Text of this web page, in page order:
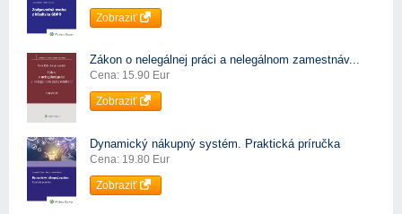
Zobraziť
Zákon o nelegálnej práci a nelegálnom zamestnáv...
Cena: 15.90 Eur
Zobraziť
Dynamický nákupný systém. Praktická príručka
Cena: 19.80 Eur
Zobraziť